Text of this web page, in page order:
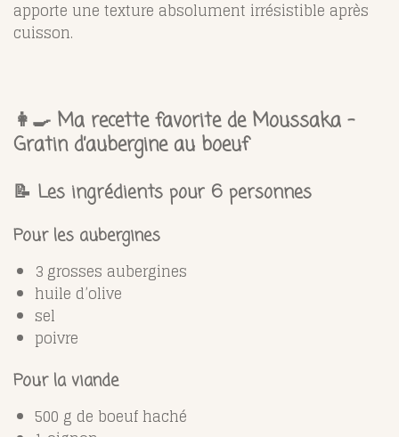
apporte une texture absolument irrésistible après
cuisson.
👩‍🍳 Ma recette favorite de Moussaka –
Gratin d’aubergine au boeuf
📝 Les ingrédients pour 6 personnes
Pour les aubergines
3 grosses aubergines
huile d’olive
sel
poivre
Pour la viande
500 g de boeuf haché